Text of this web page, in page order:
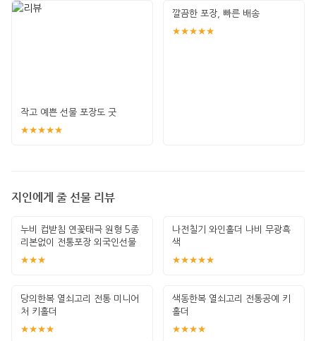
작고 예쁜 선물 포장도 굿
★★★★★
깔끔한 포장, 빠른 배송
★★★★★
지인에게 줄 선물 리뷰
누비 컵받침 연꽃태극 원형 5종
리본없이 전통포장 외국인선물
한국기념
★★★
나전칠기 와인홀더 나비 무광흑
색
★★★★★
당의한복 열쇠고리 전통 미니어
처 키홀더
★★★★
색동한복 열쇠고리 전통공예 키
홀더
★★★★